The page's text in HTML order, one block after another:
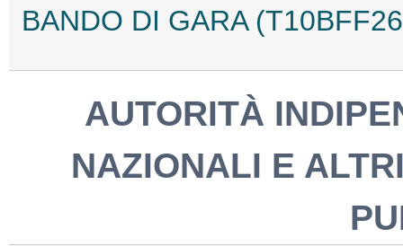
BANDO DI GARA
AUTORITÀ
NAZIONALI E